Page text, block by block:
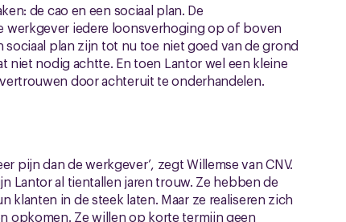
de cao en een sociaal plan. De
werkgever iedere loonsverhoging op of boven
plan zijn tot nu toe niet goed van de grond
niet nodig achtte. En toen Lantor wel een kleine
door achteruit te onderhandelen.
pijn dan de werkgever’, zegt Willemse van CNV.
Lantor al tientallen jaren trouw. Ze hebben de
in de steek laten. Maar ze realiseren zich
opkomen. Ze willen op korte termijn geen